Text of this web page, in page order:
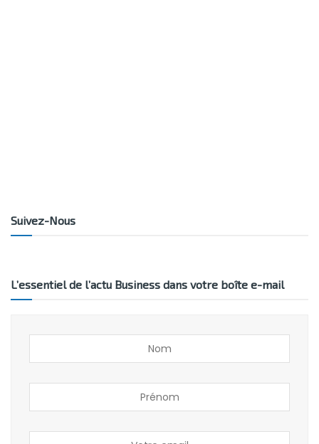
Suivez-Nous
L’essentiel de l’actu Business dans votre boîte e-mail